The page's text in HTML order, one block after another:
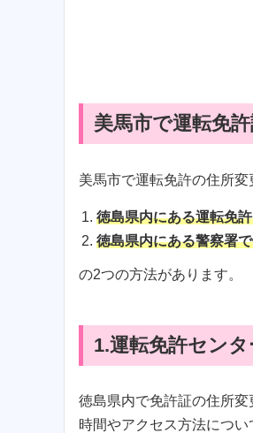
美馬市で運転免
美馬市で運転免許の住所変
徳島県内にある運転免
徳島県内にある警察署
の2つの方法があります。
1.運転免許セン
徳島県内で免許証の住所変
時間やアクセス方法につい